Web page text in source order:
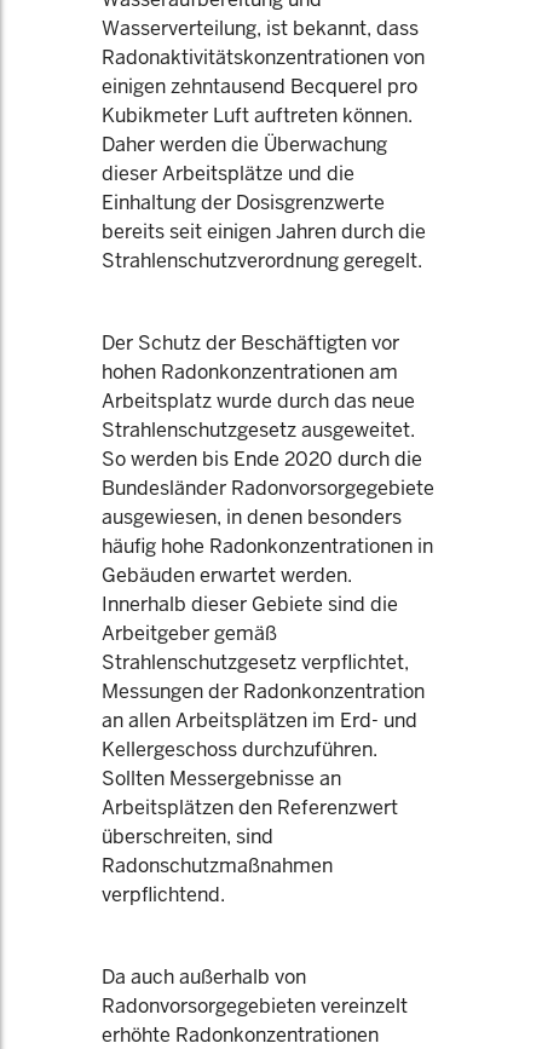
Wasserverteilung, ist bekannt, dass
Radonaktivitätskonzentrationen von
einigen zehntausend Becquerel pro
Kubikmeter Luft auftreten können.
Daher werden die Überwachung
dieser Arbeitsplätze und die
Einhaltung der Dosisgrenzwerte
bereits seit einigen Jahren durch die
Strahlenschutzverordnung geregelt.
Der Schutz der Beschäftigten vor
hohen Radonkonzentrationen am
Arbeitsplatz wurde durch das neue
Strahlenschutzgesetz ausgeweitet.
So werden bis Ende 2020 durch die
Bundesländer Radonvorsorgegebiete
ausgewiesen, in denen besonders
häufig hohe Radonkonzentrationen in
Gebäuden erwartet werden.
Innerhalb dieser Gebiete sind die
Arbeitgeber gemäß
Strahlenschutzgesetz verpflichtet,
Messungen der Radonkonzentration
an allen Arbeitsplätzen im Erd- und
Kellergeschoss durchzuführen.
Sollten Messergebnisse an
Arbeitsplätzen den Referenzwert
überschreiten, sind
Radonschutzmaßnahmen
verpflichtend.
Da auch außerhalb von
Radonvorsorgegebieten vereinzelt
erhöhte Radonkonzentrationen